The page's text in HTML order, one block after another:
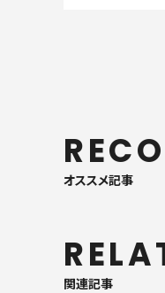
オススメ記事
関連記事